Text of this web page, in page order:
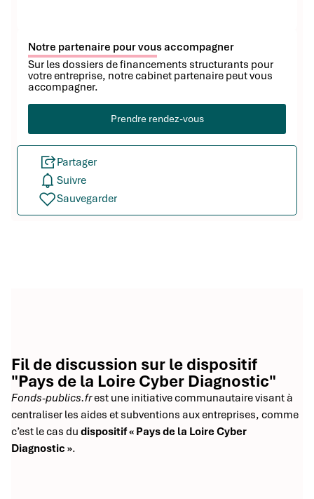
Notre partenaire pour vous accompagner
Sur les dossiers de financements structurants pour
votre entreprise, notre cabinet partenaire peut vous
accompagner.
Prendre rendez-vous
Partager
Suivre
Sauvegarder
Fil de discussion sur le dispositif
"Pays de la Loire Cyber Diagnostic"
Fonds-publics.frest une initiative communautaire visant à
centraliser les aides et subventions aux entreprises, comme
c’est le cas du dispositif « Pays de la Loire Cyber
Diagnostic ».